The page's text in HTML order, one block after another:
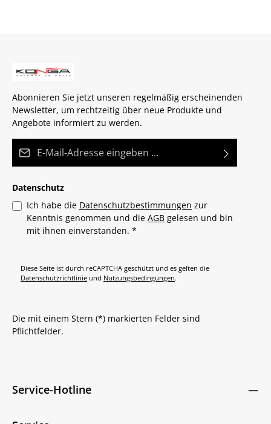
Abonnieren Sie jetzt unseren regelmäßig erscheinenden
Newsletter, um rechtzeitig über neue Produkte und
Angebote informiert zu werden.
Datenschutz
Ich habe die Datenschutzbestimmungen zur
Kenntnis genommen und die AGB gelesen und bin
mit ihnen einverstanden. *
Diese Seite ist durch reCAPTCHA geschützt und es gelten die
Datenschutzrichtlinie und Nutzungsbedingungen.
Die mit einem Stern (*) markierten Felder sind
Pflichtfelder.
Service-Hotline